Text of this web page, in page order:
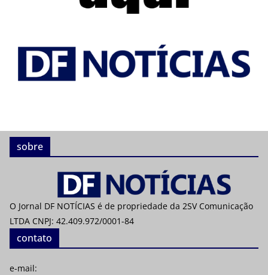
sobre
O Jornal DF NOTÍCIAS é de propriedade da 2SV Comunicação
LTDA CNPJ: 42.409.972/0001-84
contato
e-mail: